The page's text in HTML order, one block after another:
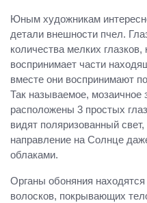
Юным художникам
детали внешности пчел.
количества мелких
воспринимает части
вместе они воспринимают
Так называемое, мозаичное
расположены 3 простых
видят поляризованный
направление на Солнце
облаками.
Органы обоняния
волосков, покрывающих